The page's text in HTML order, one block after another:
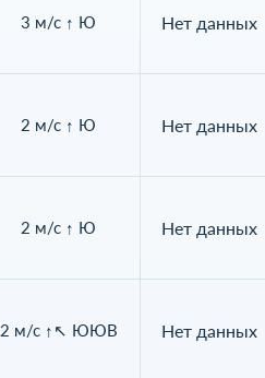
3 м/с ↑ Ю Нет данных
2 м/с ↑ Ю Нет данных
2 м/с ↑ Ю Нет данных
2 м/с ↑↖ ЮЮВ Нет данных